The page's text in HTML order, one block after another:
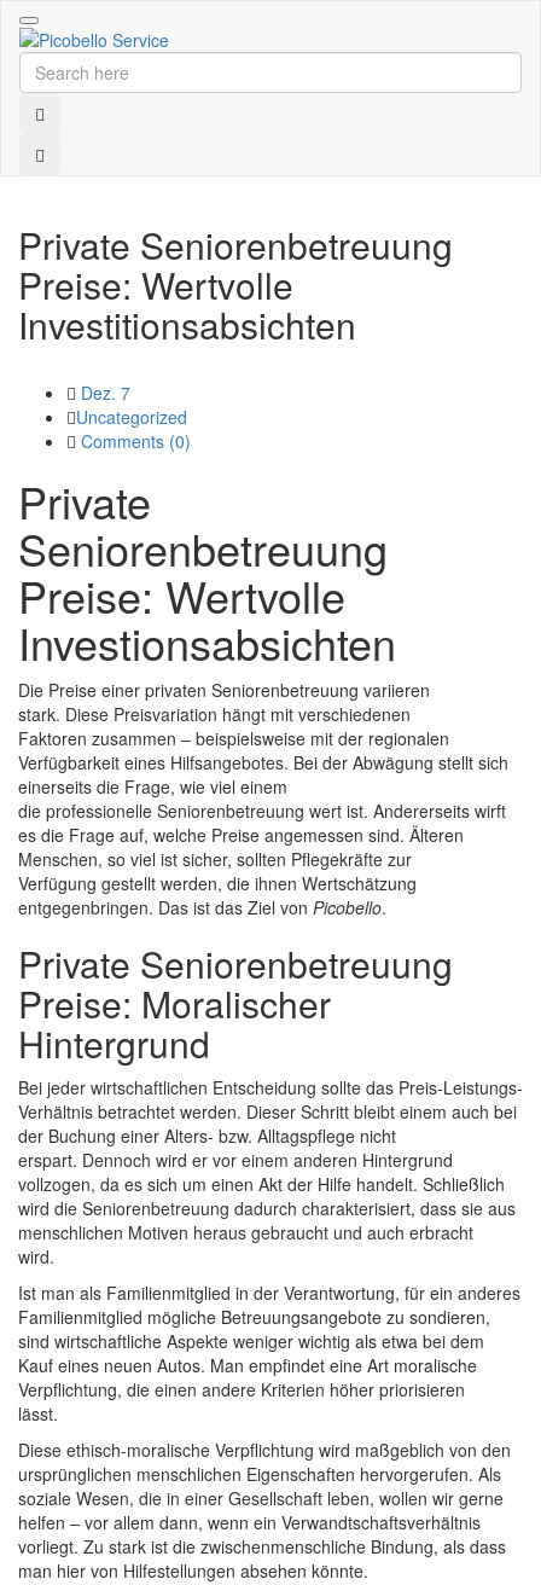
Toggle
navigation
Private Seniorenbetreuung
Preise: Wertvolle
Investitionsabsichten
Dez. 7
Uncategorized
Comments (0)
Private
Seniorenbetreuung
Preise: Wertvolle
Investionsabsichten
Die Preise einer privaten Seniorenbetreuung variieren
stark. Diese Preisvariation hängt mit verschiedenen
Faktoren zusammen – beispielsweise mit der regionalen
Verfügbarkeit eines Hilfsangebotes. Bei der Abwägung stellt sich
einerseits die Frage, wie viel einem
die professionelle Seniorenbetreuung wert ist. Andererseits wirft
es die Frage auf, welche Preise angemessen sind. Älteren
Menschen, so viel ist sicher, sollten Pflegekräfte zur
Verfügung gestellt werden, die ihnen Wertschätzung
entgegenbringen. Das ist das Ziel von Picobello.
Private Seniorenbetreuung
Preise: Moralischer
Hintergrund
Bei jeder wirtschaftlichen Entscheidung sollte das Preis-Leistungs-
Verhältnis betrachtet werden. Dieser Schritt bleibt einem auch bei
der Buchung einer Alters- bzw. Alltagspflege nicht
erspart. Dennoch wird er vor einem anderen Hintergrund
vollzogen, da es sich um einen Akt der Hilfe handelt. Schließlich
wird die Seniorenbetreuung dadurch charakterisiert, dass sie aus
menschlichen Motiven heraus gebraucht und auch erbracht
wird.
Ist man als Familienmitglied in der Verantwortung, für ein anderes
Familienmitglied mögliche Betreuungsangebote zu sondieren,
sind wirtschaftliche Aspekte weniger wichtig als etwa bei dem
Kauf eines neuen Autos. Man empfindet eine Art moralische
Verpflichtung, die einen andere Kriterien höher priorisieren
lässt.
Diese ethisch-moralische Verpflichtung wird maßgeblich von den
ursprünglichen menschlichen Eigenschaften hervorgerufen. Als
soziale Wesen, die in einer Gesellschaft leben, wollen wir gerne
helfen – vor allem dann, wenn ein Verwandtschaftsverhältnis
vorliegt. Zu stark ist die zwischenmenschliche Bindung, als dass
man hier von Hilfestellungen absehen könnte.